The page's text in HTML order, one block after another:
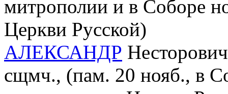
митрополии и в Соборе
Церкви Русской)
АЛЕКСАНДР
сщмч., (пам. 20 нояб., в